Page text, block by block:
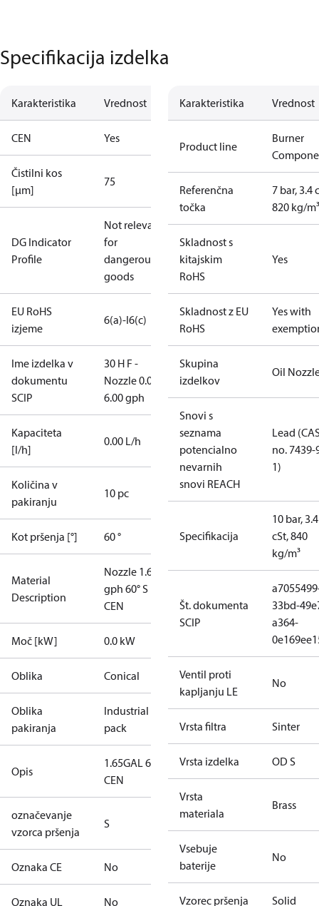
Specifikacija izdelka
Karakteristika Vrednost
CEN Yes
Čistilni kos
[µm]
75
DG Indicator
Profile
Not relevant
for
dangerous
goods
EU RoHS
izjeme
6(a)-I6(c)
Ime izdelka v
dokumentu
SCIP
30 H F -
Nozzle 0.00-
6.00 gph
Kapaciteta
[l/h]
0.00 L/h
Količina v
pakiranju
10 pc
Kot pršenja [°] 60 °
Material
Description
Nozzle 1.65
gph 60° S
CEN
Moč [kW] 0.0 kW
Oblika Conical
Oblika
pakiranja
Industrial
pack
Opis
1.65GAL 60S
CEN
označevanje
vzorca pršenja
S
Oznaka CE No
Oznaka UL No
Karakteristika Vrednost
Product line
Burner
Referenčna
točka
7 bar, 3.4
820 kg/m³
Skladnost s
kitajskim
RoHS
Yes
Skladnost z EU
RoHS
Yes with
Skupina
izdelkov
Oil
Snovi s
seznama
potencialno
nevarnih
snovi REACH
Lead
no. 7439-
1)
Specifikacija
10 bar, 3.4
cSt, 840
kg/m³
Št. dokumenta
SCIP
33bd-
a364-
Ventil proti
kapljanju LE
No
Vrsta filtra Sinter
Vrsta izdelka OD S
Vrsta
materiala
Brass
Vsebuje
baterije
No
Vzorec pršenja Solid